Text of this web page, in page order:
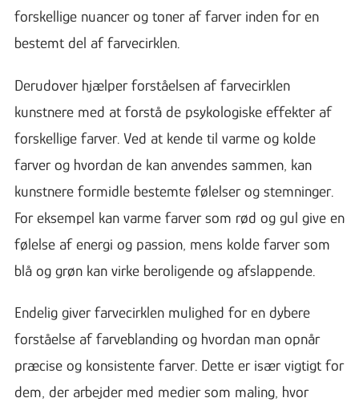
forskellige nuancer og toner af farver inden for en
bestemt del af farvecirklen.
Derudover hjælper forståelsen af farvecirklen
kunstnere med at forstå de psykologiske effekter af
forskellige farver. Ved at kende til varme og kolde
farver og hvordan de kan anvendes sammen, kan
kunstnere formidle bestemte følelser og stemninger.
For eksempel kan varme farver som rød og gul give en
følelse af energi og passion, mens kolde farver som
blå og grøn kan virke beroligende og afslappende.
Endelig giver farvecirklen mulighed for en dybere
forståelse af farveblanding og hvordan man opnår
præcise og konsistente farver. Dette er især vigtigt for
dem, der arbejder med medier som maling, hvor